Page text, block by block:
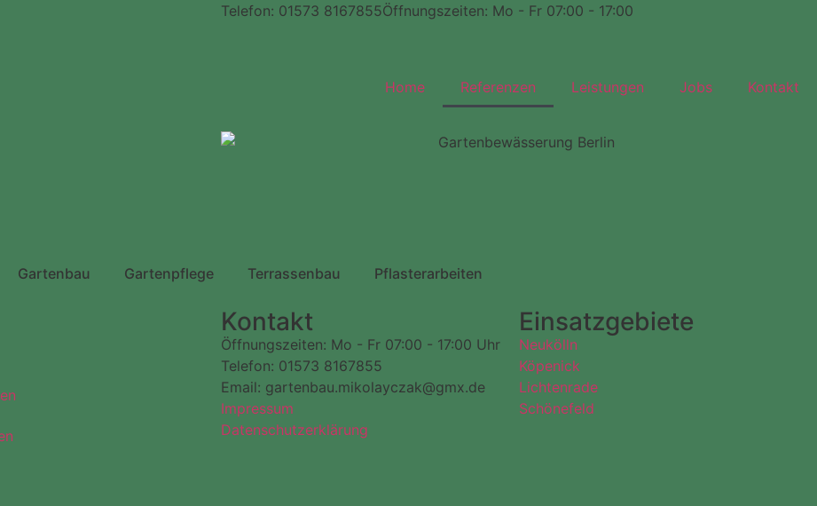
Telefon: 01573 8167855Öffnungszeiten: Mo - Fr 07:00 - 17:00
Home Referenzen Leistungen Jobs Kontakt
Gartenbau Gartenpflege Terrassenbau Pflasterarbeiten
Kontakt
Öffnungszeiten: Mo - Fr 07:00 - 17:00 Uhr
Telefon: 01573 8167855
Email: gartenbau.mikolayczak@gmx.de
Impressum
Datenschutzerklärung
Einsatzgebiete
Neukölln
Köpenick
Lichtenrade
Schönefeld